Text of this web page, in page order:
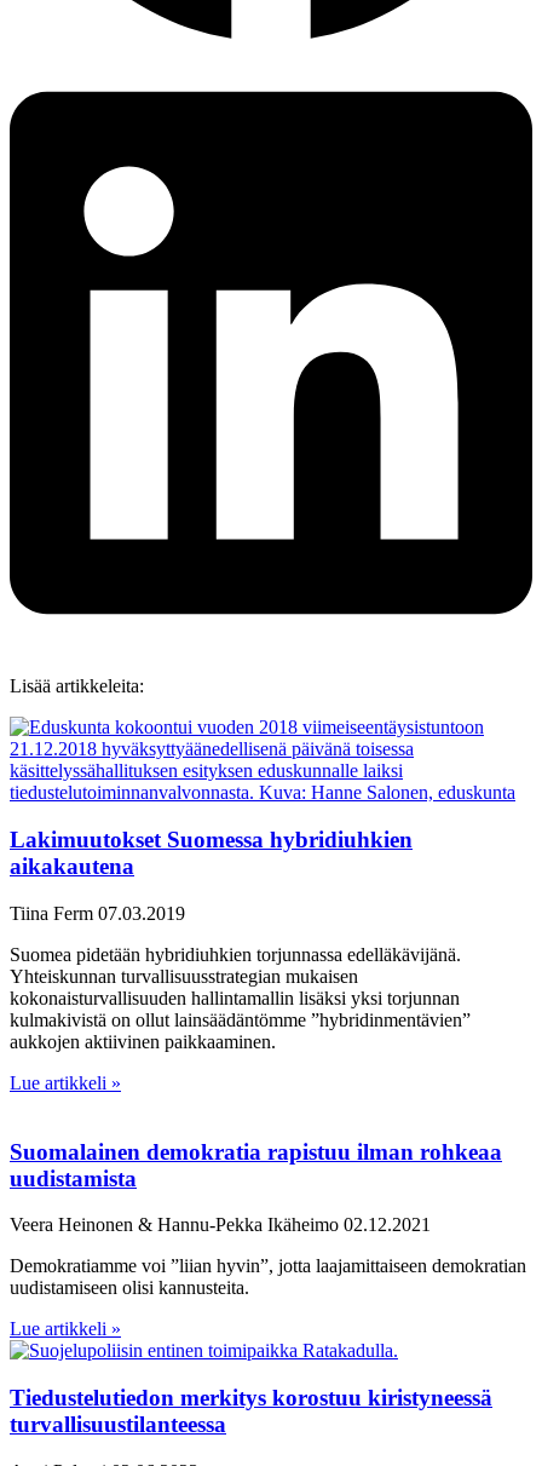
Lisää artikkeleita:
Lakimuutokset Suomessa hybridiuhkien
aikakautena
Tiina Ferm 07.03.2019
Suomea pidetään hybridiuhkien torjunnassa edelläkävijänä.
Yhteiskunnan turvallisuusstrategian mukaisen
kokonaisturvallisuuden hallintamallin lisäksi yksi torjunnan
kulmakivistä on ollut lainsäädäntömme ”hybridinmentävien”
aukkojen aktiivinen paikkaaminen.
Lue artikkeli »
Suomalainen demokratia rapistuu ilman rohkeaa
uudistamista
Veera Heinonen & Hannu-Pekka Ikäheimo 02.12.2021
Demokratiamme voi ”liian hyvin”, jotta laajamittaiseen demokratian
uudistamiseen olisi kannusteita.
Lue artikkeli »
Tiedustelutiedon merkitys korostuu kiristyneessä
turvallisuustilanteessa